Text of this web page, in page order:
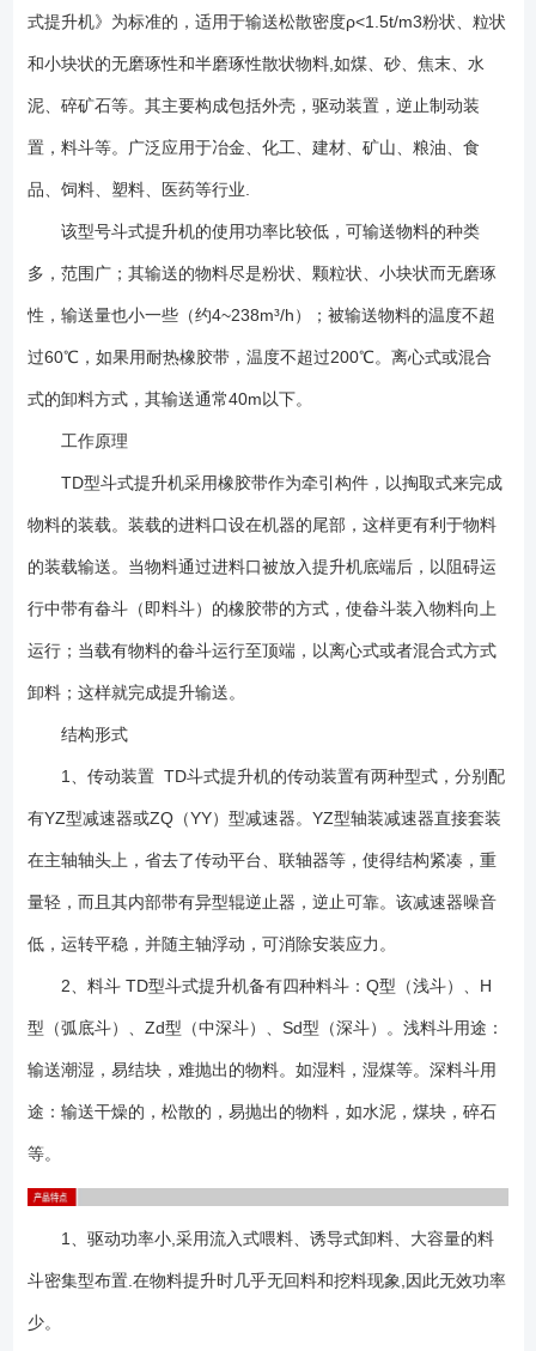
心式或者混合式方式卸料；这样就完成提升输送。 结构形式 1、传
ZQ（YY）型减速器。YZ型轴装减速器直接套装在主轴轴头上，省去了传
动平台、联轴器等，使得结构紧凑，重量轻，而且其内部带有异型辊逆止
应力。 2、料斗 TD型斗式提升机备有四种料斗：Q型（浅斗）、H型
（弧底斗）、Zd型（中深斗）、Sd型（深斗）。浅料斗用途：输送潮湿，
易结块，难抛出的物料。如湿料，湿煤等。深料斗用途：输送干燥的，松
流入式喂料、诱导式卸料、大容量的料斗密集型布置.在物料提升时几乎无
回料和挖料现象,因此无效功率少。 2、提升范围广,这类斗式提升机对
磨琢性较大的物料.密封性好,环境污染少。 3、运行可靠性好,***的设计
原理和加工方法,保证了整机运行的可靠性,无故障时间超过2万小时。提升
高度高.斗式提升机运行平稳,因此可达到较高的提升高度。 4、使用寿
和碰撞现象。本机在设计时保证物料在喂料、卸料时少有撒落,减少了机械
磨损。 5、YZ型轴减速器直接装在主轴轴头上,省去了传动平台、联轴
除安装应力. 6、内部带有异型辊逆止器,逆止可靠，可以有效防止提升
机停机时发生逆转现象。 7、传装置：TD型斗提升机的传动装置有两
种形式分别配有YZ型减速器ZQ(或YY)型减速器。还可以根据用户需要左装
具体情况适当变动。订货型号编写 订货型号包括：型号及料斗型式—
驱动号—上下轴距（m）—左右装 例如：TD315型、深斗Sd、驱动号
20.04-右装 2、基础可做成预埋铁或地脚螺栓两种类型； 3、设备
不局限以上型号，可以非标设计；
式提升机》为标准的，适用于输送松散密度ρ<1.5t/m3粉状、粒状
和小块状的无磨琢性和半磨琢性散状物料,如煤、砂、焦末、水
泥、碎矿石等。其主要构成包括外壳，驱动装置，逆止制动装
置，料斗等。广泛应用于冶金、化工、建材、矿山、粮油、食
品、饲料、塑料、医药等行业.
该型号斗式提升机的使用功率比较低，可输送物料的种类
多，范围广；其输送的物料尽是粉状、颗粒状、小块状而无磨琢
性，输送量也小一些（约4~238m³/h）；被输送物料的温度不超
过60℃，如果用耐热橡胶带，温度不超过200℃。离心式或混合
式的卸料方式，其输送通常40m以下。
工作原理
TD型斗式提升机采用橡胶带作为牵引构件，以掏取式来完成
物料的装载。装载的进料口设在机器的尾部，这样更有利于物料
的装载输送。当物料通过进料口被放入提升机底端后，以阻碍运
行中带有畚斗（即料斗）的橡胶带的方式，使畚斗装入物料向上
运行；当载有物料的畚斗运行至顶端，以离心式或者混合式方式
卸料；这样就完成提升输送。
结构形式
1、传动装置 TD斗式提升机的传动装置有两种型式，分别配
有YZ型减速器或ZQ（YY）型减速器。YZ型轴装减速器直接套装
在主轴轴头上，省去了传动平台、联轴器等，使得结构紧凑，重
量轻，而且其内部带有异型辊逆止器，逆止可靠。该减速器噪音
低，运转平稳，并随主轴浮动，可消除安装应力。
2、料斗 TD型斗式提升机备有四种料斗：Q型（浅斗）、H
型（弧底斗）、Zd型（中深斗）、Sd型（深斗）。浅料斗用途：
输送潮湿，易结块，难抛出的物料。如湿料，湿煤等。深料斗用
途：输送干燥的，松散的，易抛出的物料，如水泥，煤块，碎石
等。
1、驱动功率小,采用流入式喂料、诱导式卸料、大容量的料
斗密集型布置.在物料提升时几乎无回料和挖料现象,因此无效功率
少。